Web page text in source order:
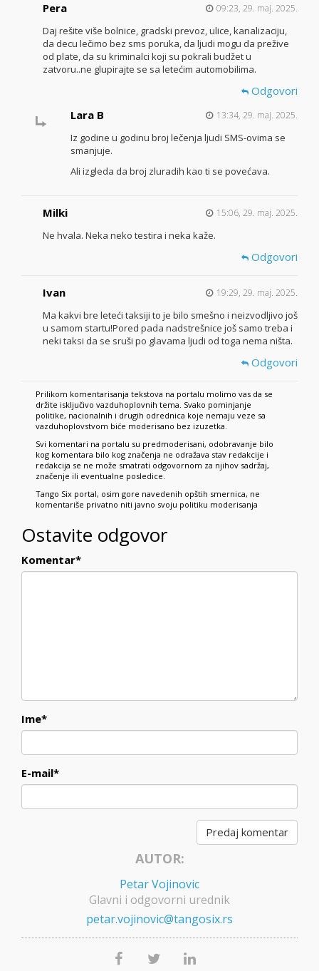
Pera 09:23, 29. maj. 2025.
Daj rešite više bolnice, gradski prevoz, ulice, kanalizaciju,
da decu lečimo bez sms poruka, da ljudi mogu da prežive
od plate, da su kriminalci koji su pokrali budžet u
zatvoru..ne glupirajte se sa letećim automobilima.
Odgovori
Lara B
13:34, 29. maj. 2025.
Iz godine u godinu broj lečenja ljudi SMS-ovima se
smanjuje.
Ali izgleda da broj zluradih kao ti se povećava.
Milki 15:06, 29. maj. 2025.
Ne hvala. Neka neko testira i neka kaže.
Odgovori
Ivan 19:29, 29. maj. 2025.
Ma kakvi bre leteći taksiji to je bilo smešno i neizvodljivo još
u samom startu!Pored pada nadstrešnice još samo treba i
neki taksi da se sruši po glavama ljudi od toga nema ništa.
Odgovori
Prilikom komentarisanja tekstova na portalu molimo vas da se
držite isključivo vazduhoplovnih tema. Svako pominjanje
politike, nacionalnih i drugih odrednica koje nemaju veze sa
vazduhoplovstvom biće moderisano bez izuzetka.
Svi komentari na portalu su predmoderisani, odobravanje bilo
kog komentara bilo kog značenja ne odražava stav redakcije i
redakcija se ne može smatrati odgovornom za njihov sadržaj,
značenje ili eventualne posledice.
Tango Six portal, osim gore navedenih opštih smernica, ne
komentariše privatno niti javno svoju politiku moderisanja
Ostavite odgovor
Komentar*
Ime*
E-mail*
AUTOR:
Petar Vojinovic
Glavni i odgovorni urednik
petar.vojinovic@tangosix.rs